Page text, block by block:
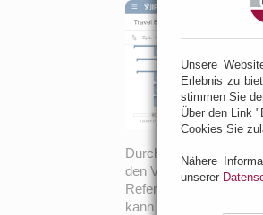
Durch eine eigene
den Vorgängen) hat
Referenzpunkt.
kann gezielt
Unsere
Erlebnis zu
stimmen Sie
Über den Link
Cookies Sie
Nähere
unserer